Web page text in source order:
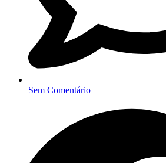
Sem Comentário